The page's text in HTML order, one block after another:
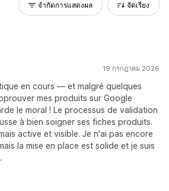
จำกัดการแสดงผล จัดเรียง
19 กรกฎาคม 2026
en cours — et malgré quelques
mes produits sur Google
le moral ! Le processus de validation
à bien soigner ses fiches produits.
active et visible. Je n'ai pas encore
la mise en place est solide et je suis